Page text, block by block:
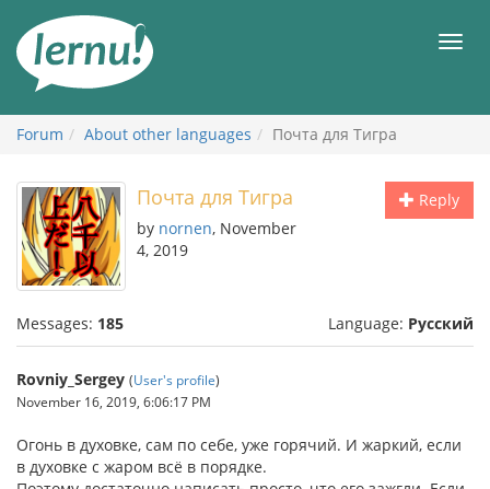
the
content
Forum About other languages Почта для Тигра
Reply
Почта для Тигра
by nornen, November
4, 2019
Messages: 185 Language: Русский
Rovniy_Sergey (User's profile)
November 16, 2019, 6:06:17 PM
Огонь в духовке, сам по себе, уже горячий. И жаркий, если
в духовке с жаром всё в порядке.